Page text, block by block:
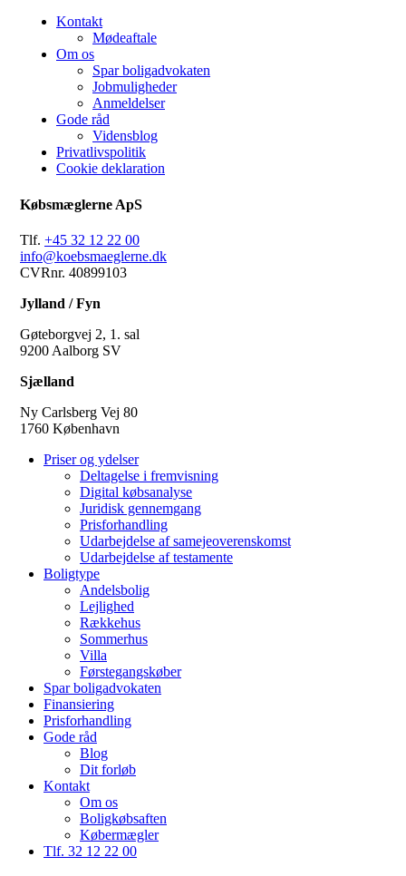
Kontakt
Mødeaftale
Om os
Spar boligadvokaten
Jobmuligheder
Anmeldelser
Gode råd
Vidensblog
Privatlivspolitik
Cookie deklaration
Købsmæglerne ApS
Tlf. +45 32 12 22 00
info@koebsmaeglerne.dk
CVRnr. 40899103
Jylland / Fyn
Gøteborgvej 2, 1. sal
9200 Aalborg SV
Sjælland
Ny Carlsberg Vej 80
1760 København
Priser og ydelser
Deltagelse i fremvisning
Digital købsanalyse
Juridisk gennemgang
Prisforhandling
Udarbejdelse af samejeoverenskomst
Udarbejdelse af testamente
Boligtype
Andelsbolig
Lejlighed
Rækkehus
Sommerhus
Villa
Førstegangskøber
Spar boligadvokaten
Finansiering
Prisforhandling
Gode råd
Blog
Dit forløb
Kontakt
Om os
Boligkøbsaften
Købermægler
Tlf. 32 12 22 00